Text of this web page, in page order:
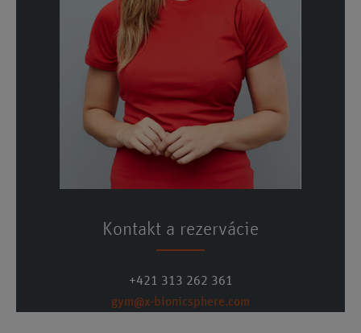
Kontakt a rezervácie
+421 313 262 361
gym@x-bionicsphere.com